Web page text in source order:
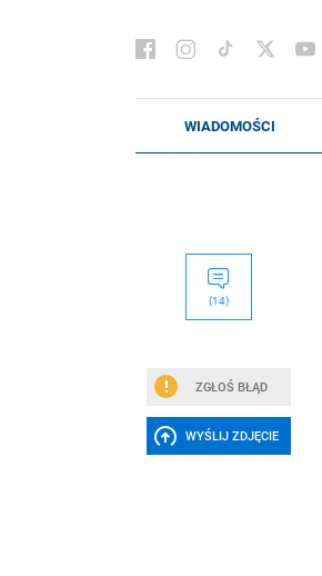
(14)
ZGŁOŚ BŁĄD
WYŚLIJ ZDJĘCIE